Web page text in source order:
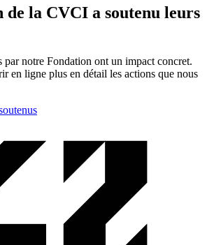
de la CVCI a soutenu leurs
par notre Fondation ont un impact concret.
en ligne plus en détail les actions que nous